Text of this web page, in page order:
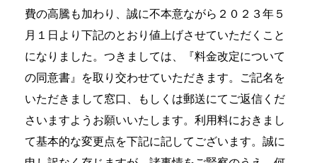
費の高騰も加わり、誠に不本意ながら ２０２３年５
月１日より下記のとおり値上げさせていただくこと
になりました。つきましては、
『料金改定について
の同意書』を取り交わせていただきます。ご記名を
いただきまして窓口、もしくは郵送にてご返信くだ
さいますようお願いいたします。利用料におきまし
て基本的な変更点を下記に記してございます。誠に